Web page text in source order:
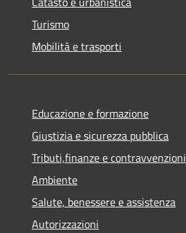
Turismo
Mobilità e trasporti
Educazione e formazione
Giustizia e sicurezza pubblica
Tributi,finanze e contravvenzioni
Ambiente
Salute, benessere e assistenza
Autorizzazioni